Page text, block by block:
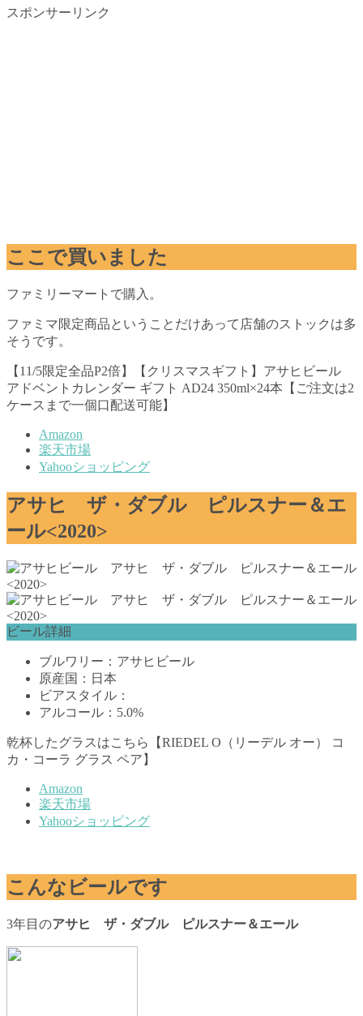
スポンサーリンク
ここで買いました
ファミリーマートで購入。
ファミマ限定商品ということだけあって店舗のストックは多
そうです。
【11/5限定全品P2倍】【クリスマスギフト】アサヒビール
アドベントカレンダー ギフト AD24 350ml×24本【ご注文は2
ケースまで一個口配送可能】
Amazon
楽天市場
Yahooショッピング
アサヒ ザ・ダブル ピルスナー＆エ
ール<2020>
ビール詳細
ブルワリー：アサヒビール
原産国：日本
ビアスタイル：
アルコール：5.0%
乾杯したグラスはこちら【RIEDEL O（リーデル オー） コ
カ・コーラ グラス ペア】
Amazon
楽天市場
Yahooショッピング
こんなビールです
3年目のアサヒ ザ・ダブル ピルスナー＆エール